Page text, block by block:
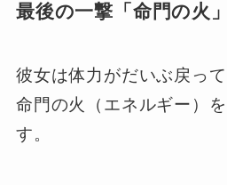
最後の一撃「命門の火
彼女は体力がだいぶ戻っ
命門の火（エネルギー）
す。